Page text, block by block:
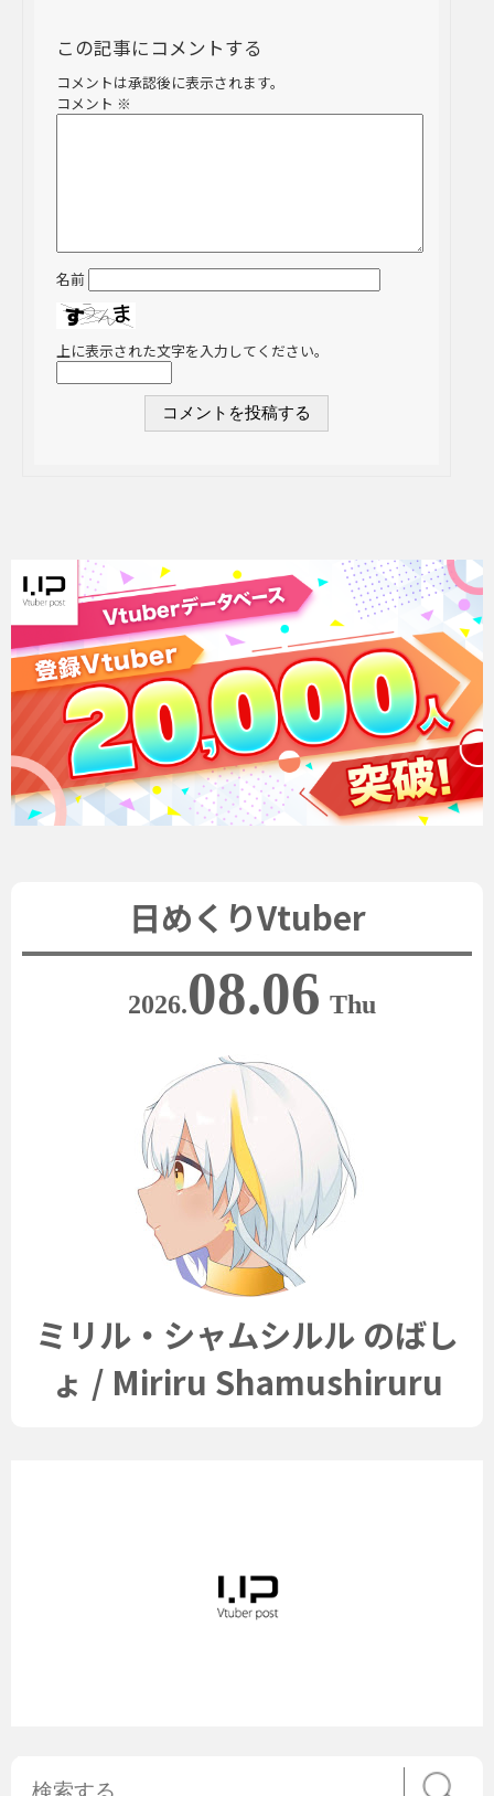
この記事にコメントする
コメントは承認後に表示されます。
コメント ※
名前
上に表示された文字を入力してください。
日めくりVtuber
2026.08.06 Thu
ミリル・シャムシルル のばし
ょ / Miriru Shamushiruru